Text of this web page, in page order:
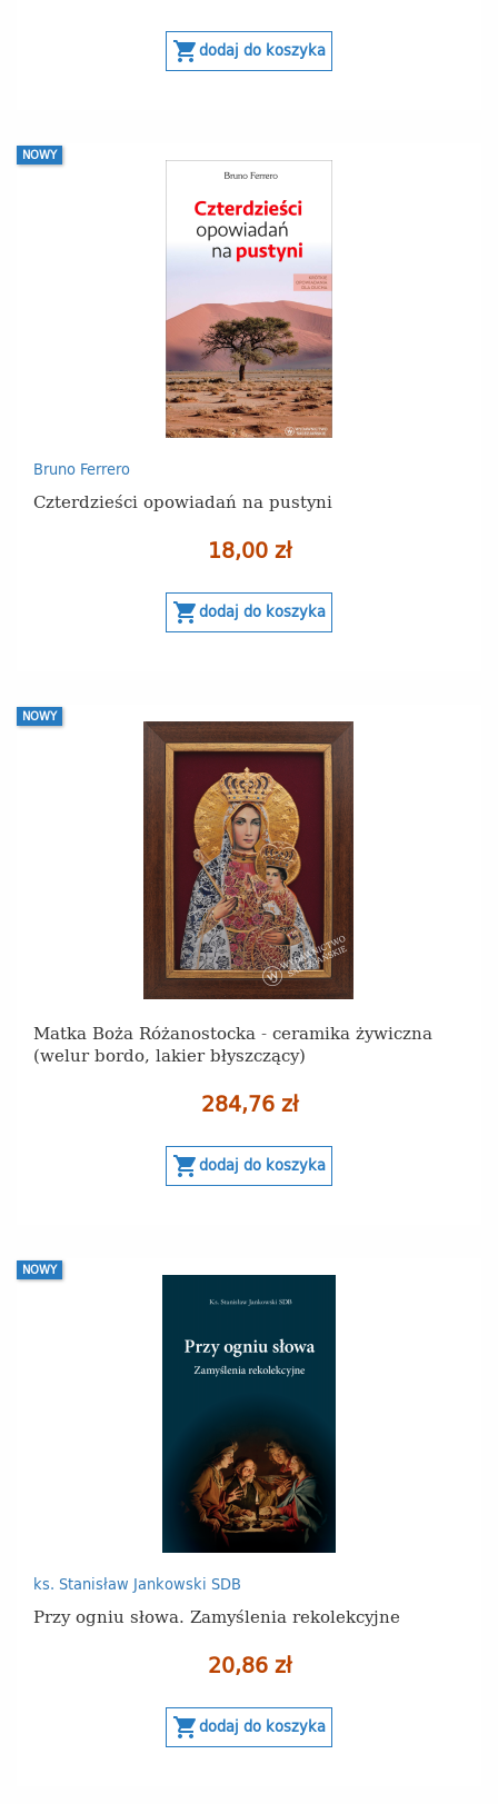
shopping_cartdodaj do koszyka
Bruno Ferrero
Czterdzieści opowiadań na pustyni
18,00 zł
NOWY
shopping_cartdodaj do koszyka
Matka Boża Różanostocka - ceramika żywiczna
(welur bordo, lakier błyszczący)
284,76 zł
NOWY
shopping_cartdodaj do koszyka
ks. Stanisław Jankowski SDB
Przy ogniu słowa. Zamyślenia rekolekcyjne
20,86 zł
NOWY
shopping_cartdodaj do koszyka